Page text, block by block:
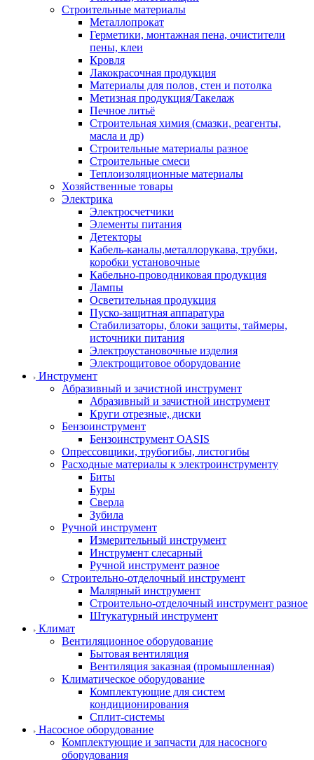
Строительные материалы
Металлопрокат
Герметики, монтажная пена, очистители
пены, клеи
Кровля
Лакокрасочная продукция
Материалы для полов, стен и потолка
Метизная продукция/Такелаж
Печное литьё
Строительная химия (смазки, реагенты,
масла и др)
Строительные материалы разное
Строительные смеси
Теплоизоляционные материалы
Хозяйственные товары
Электрика
Электросчетчики
Элементы питания
Детекторы
Кабель-каналы,металлорукава, трубки,
коробки установочные
Кабельно-проводниковая продукция
Лампы
Осветительная продукция
Пуско-защитная аппаратура
Стабилизаторы, блоки защиты, таймеры,
источники питания
Электроустановочные изделия
Электрощитовое оборудование
Инструмент
Абразивный и зачистной инструмент
Абразивный и зачистной инструмент
Круги отрезные, диски
Бензоинструмент
Бензоинструмент OASIS
Опрессовщики, трубогибы, листогибы
Расходные материалы к электроинструменту
Биты
Буры
Сверла
Зубила
Ручной инструмент
Измерительный инструмент
Инструмент слесарный
Ручной инструмент разное
Строительно-отделочный инструмент
Малярный инструмент
Строительно-отделочный инструмент разное
Штукатурный инструмент
Климат
Вентиляционное оборудование
Бытовая вентиляция
Вентиляция заказная (промышленная)
Климатическое оборудование
Комплектующие для систем
кондиционирования
Сплит-системы
Насосное оборудование
Комплектующие и запчасти для насосного
оборудования